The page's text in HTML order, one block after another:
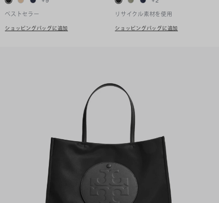
ベストセラー
ショッピングバッグに追加
リサイクル素材を使用
ショッピングバッグに追加